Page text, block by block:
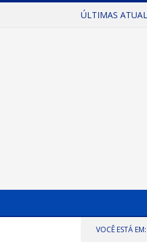
ÚLTIMAS
VOCÊ ESTÁ EM: